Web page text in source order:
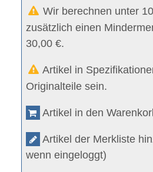
Wir berechnen unter
zusätzlich einen
30,00 €.
Artikel in
Originalteile sein.
Artikel in den
Artikel der Merkliste
wenn eingeloggt)